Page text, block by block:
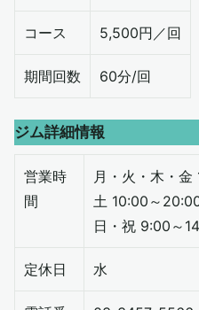
コース 5,500円／回
期間回数 60分/回
ジム詳細情報
営業時
間
月・火・木・
土 10:00～
日・祝 9:00～
定休日 水